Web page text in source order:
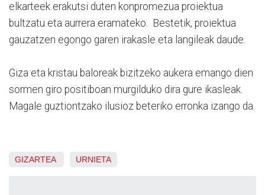
elkarteek erakutsi duten konpromezua proiektua
bultzatu eta aurrera eramateko. Bestetik, proiektua
gauzatzen egongo garen irakasle eta langileak daude.
Giza eta kristau baloreak bizitzeko aukera emango dien
sormen giro positiboan murgilduko dira gure ikasleak.
Magale guztiontzako ilusioz beteriko erronka izango da.
GIZARTEA URNIETA